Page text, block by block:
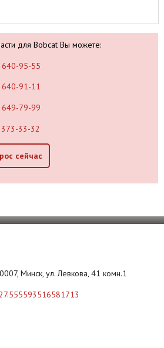
для Bobcat Вы можете:
95-55
91-11
79-99
33-32
сейчас
Минск, ул. Левкова, 41 комн.1